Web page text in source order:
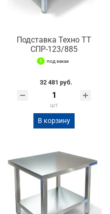
Подставка Техно ТТ
СПР-123/885
под заказ
32 481 руб.
шт
В корзину